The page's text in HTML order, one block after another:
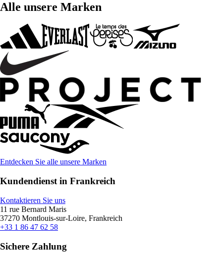
Alle unsere Marken
Entdecken Sie alle unsere Marken
Kundendienst in Frankreich
Kontaktieren Sie uns
11 rue Bernard Maris
37270 Montlouis-sur-Loire, Frankreich
+33 1 86 47 62 58
Sichere Zahlung